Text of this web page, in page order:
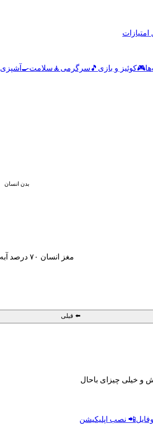
🎮کوئیز و بازی 🎵 سرگرمی 🧘 سلامت🍳 آشپزی
بدن انسان
مغز انسان ۷۰ درصد آبه و فقط ۲ درصد وزن بدن رو تشکیل میده ولی ۲۰ درصد انرژی رو مصرف می‌کنه!
⬅️ قبلی
خیلی چیزای باحال
📲 نصب اپلیکیشن